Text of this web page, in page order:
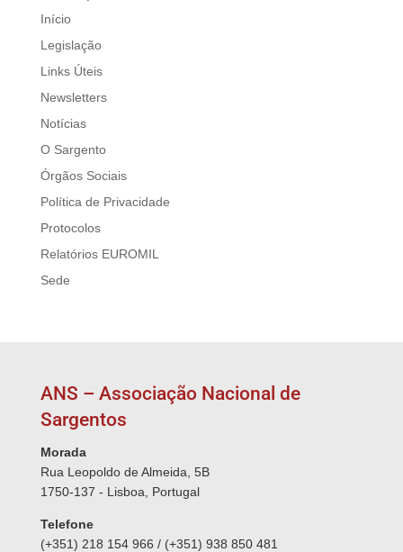
Início
Legislação
Links Úteis
Newsletters
Notícias
O Sargento
Órgãos Sociais
Política de Privacidade
Protocolos
Relatórios EUROMIL
Sede
ANS – Associação Nacional de
Sargentos
Morada
Rua Leopoldo de Almeida, 5B
1750-137 - Lisboa, Portugal
Telefone
(+351) 218 154 966 / (+351) 938 850 481